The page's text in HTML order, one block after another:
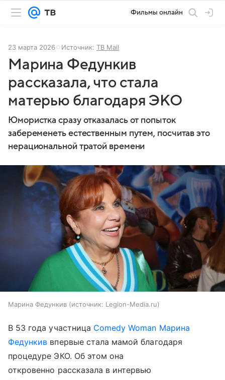
Фильмы онлайн
23 марта 2026 Источник: ТВ Mail
Марина Федункив
рассказала, что стала
матерью благодаря ЭКО
Юмористка сразу отказалась от попыток
забеременеть естественным путем, посчитав это
нерациональной тратой времени
Марина Федункив источник: Legion-Media.ru
В 53 года участница Comedy Woman Марина
Федункив впервые стала мамой благодаря
процедуре ЭКО. Об этом она
откровенно рассказала в интервью